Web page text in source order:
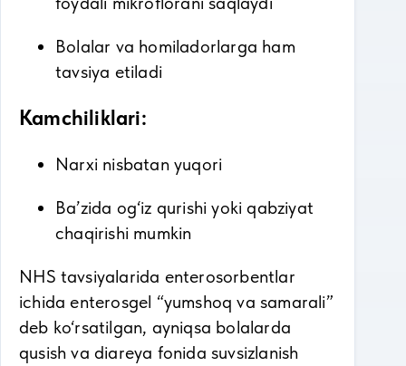
Bolalar va homiladorlarga ham
tavsiya etiladi
Kamchiliklari:
Narxi nisbatan yuqori
Ba’zida og‘iz qurishi yoki qabziyat
chaqirishi mumkin
NHS tavsiyalarida enterosorbentlar
ichida enterosgel “yumshoq va samarali”
deb ko‘rsatilgan, ayniqsa bolalarda
qusish va diareya fonida suvsizlanish